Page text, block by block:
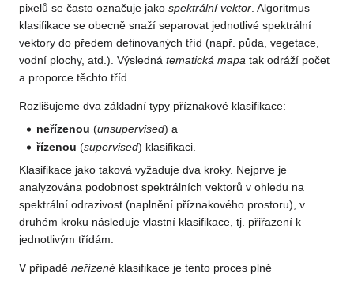
pixelů se často označuje jako spektrální vektor . Algoritmus
klasifikace se obecně snaží separovat jednotlivé spektrální
vektory do předem definovaných tříd (např. půda, vegetace,
vodní plochy, atd.). Výsledná tematická mapa tak odráží počet
a proporce těchto tříd.
Rozlišujeme dva základní typy příznakové klasifikace:
neřízenou (unsupervised) a
řízenou (supervised) klasifikaci.
Klasifikace jako taková vyžaduje dva kroky. Nejprve je
analyzována podobnost spektrálních vektorů v ohledu na
spektrální odrazivost (naplnění příznakového prostoru), v
druhém kroku následuje vlastní klasifikace, tj. přiřazení k
jednotlivým třídám.
V případě neřízené klasifikace je tento proces plně